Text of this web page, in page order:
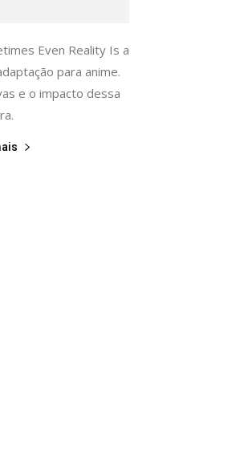
Even Reality Is a
para anime.
e o impacto dessa